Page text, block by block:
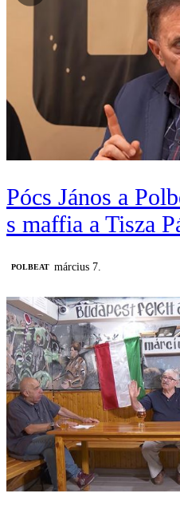
Pócs János a
s maffia a Tisza
‎POLBEAT március 7.